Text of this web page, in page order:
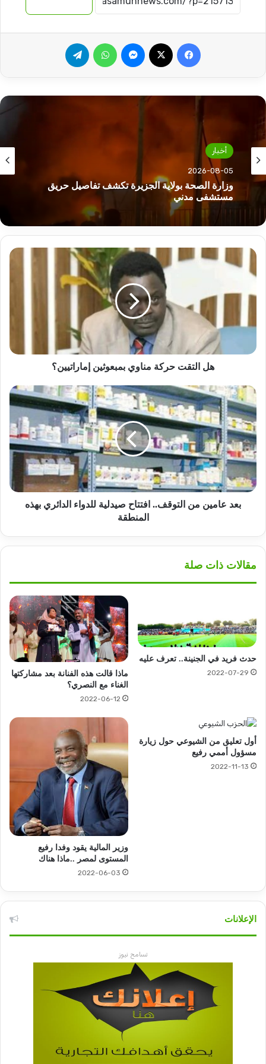
فيسبوك ماسنجر واتساب
أخبار
2026-08-05
وزارة الصحة بولاية الجزيرة تكشف تفاصيل حريق
مستشفى مدني
هل
التقت
حركة
مناوي
هل التقت حركة مناوي بمبعوثين إماراتيين؟
بعد
عامين
من
التوقف..
افتتاح
صيدلية
للدواء
الدائري
بهذه
المنطقةبعد عامين من التوقف.. افتتاح صيدلية للدواء الدائري بهذه
المنطقة
مقالات ذات صلة
حدث فريد في الجنينة.. تعرف عليه
2022-07-29
ماذا قالت هذه الفنانة بعد مشاركتها
الغناء مع النصري؟
2022-06-12
أول تعليق من الشيوعي حول زيارة
مسؤول أممي رفيع
2022-11-13
وزير المالية يقود وفدا رفيع
المستوى لمصر ..ماذا هناك
2022-06-03
الإعلانات
تسامح نيوز